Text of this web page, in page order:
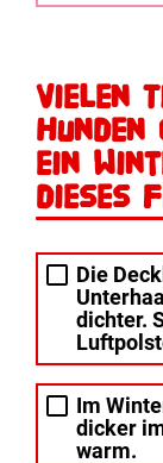
Vielen
ein
dieses
Die
dichter.
Im
dicker
warm.